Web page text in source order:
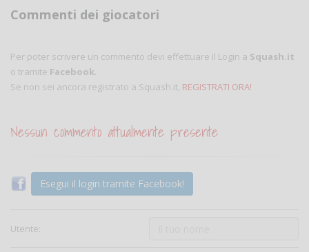
Commenti dei giocatori
Per poter scrivere un commento devi effettuare il Login a Squash.it
o tramite Facebook.
Se non sei ancora registrato a Squash.it, REGISTRATI ORA!
Nessun commento attualmente presente
Esegui il login tramite Facebook!
Utente: